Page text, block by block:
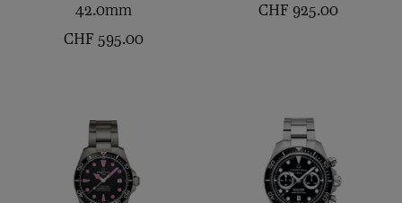
42.0mm
CHF 595.00
CHF 925.00